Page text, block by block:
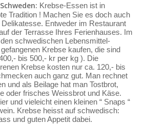
Krebse-Essen ist in
Tradition ! Machen Sie es doch auch
Entweder im Restaurant
der Terrasse Ihres Ferienhauses. Im
schwedischen Lebensmittel-
Krebse kaufen, die sind
bis 500,- kr per kg ). Die
Krebse kosten nur ca. 120,- bis
auch ganz gut. Man rechnet
und als Beilage hat man Tostbrot,
oder frisches Weissbrot und Käse.
und vieleicht einen kleinen “ Snaps “
Krebse heisst auf schwedisch:
und guten Appetit dabei.